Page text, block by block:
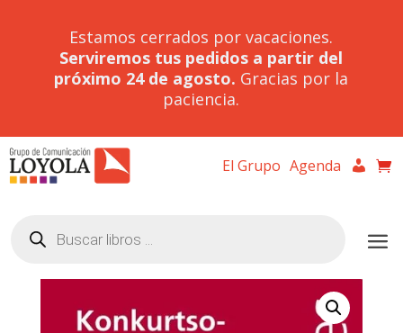
Estamos cerrados por vacaciones.
Serviremos tus pedidos a partir del
próximo 24 de agosto. Gracias por la
paciencia.
El Grupo Agenda
productos